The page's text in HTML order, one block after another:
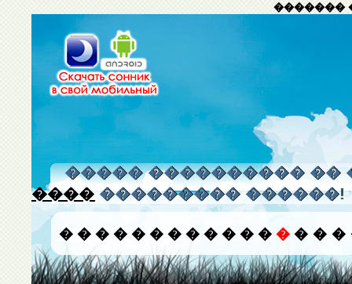
�������
����� ���������� ��
���� ��������� ������!
� � � � � � � � � � � � � � � �